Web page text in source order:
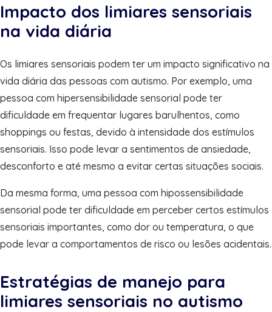
Impacto dos limiares sensoriais
na vida diária
Os limiares sensoriais podem ter um impacto significativo na
vida diária das pessoas com autismo. Por exemplo, uma
pessoa com hipersensibilidade sensorial pode ter
dificuldade em frequentar lugares barulhentos, como
shoppings ou festas, devido à intensidade dos estímulos
sensoriais. Isso pode levar a sentimentos de ansiedade,
desconforto e até mesmo a evitar certas situações sociais.
Da mesma forma, uma pessoa com hipossensibilidade
sensorial pode ter dificuldade em perceber certos estímulos
sensoriais importantes, como dor ou temperatura, o que
pode levar a comportamentos de risco ou lesões acidentais.
Estratégias de manejo para
limiares sensoriais no autismo